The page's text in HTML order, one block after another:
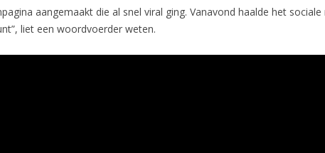
aangemaakt die al snel viral ging. Vanavond haalde het
liet een woordvoerder weten.